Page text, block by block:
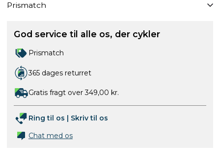
Prismatch
God service til alle os, der cykler
Prismatch
365 dages returret
Gratis fragt over 349,00 kr.
Ring til os | Skriv til os
Chat med os